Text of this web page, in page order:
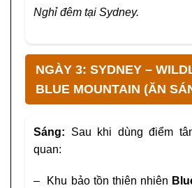
Nghỉ đêm tại Sydney.
NGÀY 3: SYDNEY –
BLUE MOUNTAIN (ĂN
Sáng: Sau khi dùng điểm
quan:
– Khu bảo tồn thiên nhiên